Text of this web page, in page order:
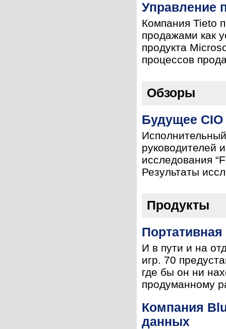
Управление
Компания Tieto
продажами как
продукта
процессов
Обзоры
Будущее CIO
руководителей
исследования
Результаты
Продукты
Портативная
И в пути и на
игр. 70
где бы он ни
продуманному
Компания
данных